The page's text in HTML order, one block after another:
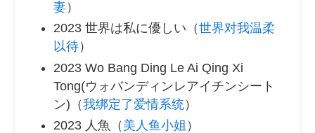
妻）
2023 世界は私に優しい（世界对我温柔
以待）
2023 Wo Bang Ding Le Ai Qing Xi
Tong(ウォバンディンレアイチンシート
ン)（我绑定了爱情系统）
2023 人魚（ 美人鱼小姐 ）